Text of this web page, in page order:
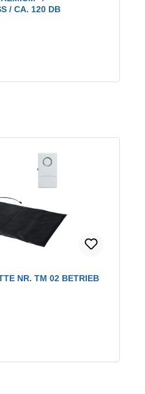
/ CA. 120 DB A
NR. TM 02 BETRIEB